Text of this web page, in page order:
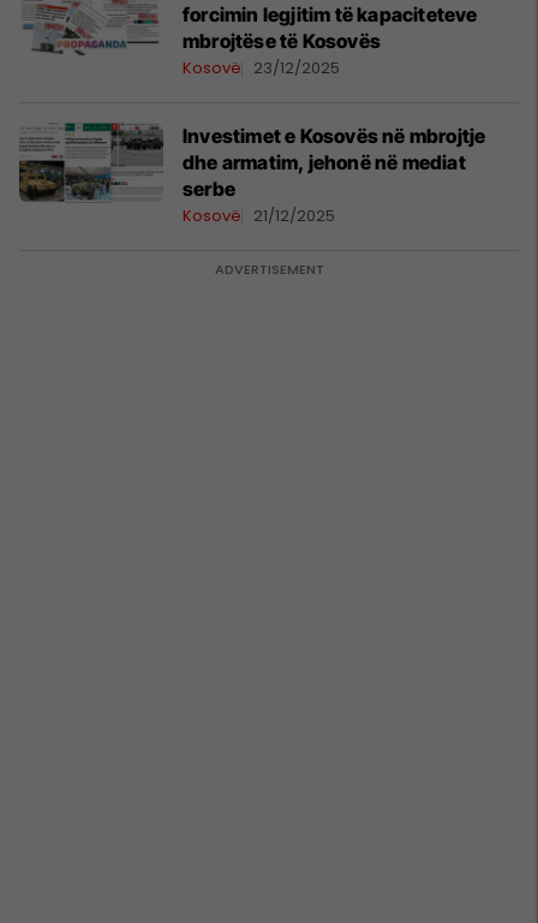
forcimin legjitim të kapaciteteve
mbrojtëse të Kosovës
Kosovë 23/12/2025
Investimet e Kosovës në mbrojtje
dhe armatim, jehonë në mediat
serbe
Kosovë 21/12/2025